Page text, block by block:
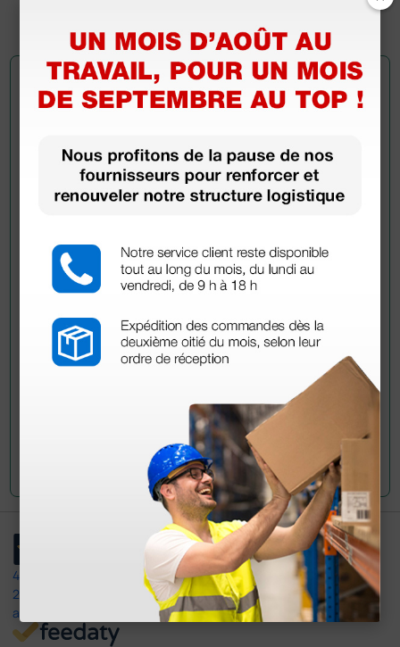
Avez-vous encore des doutes ? Avez-vous besoin
d'autres informations ? Envoyez maintenant votre
question aux collègues qui ont déjà acheté ce
Envoyez votre question
4,5
23
avis